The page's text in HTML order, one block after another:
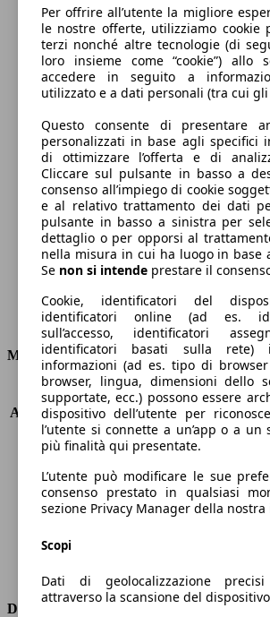
Diesel
Carburante
122 g/km
Emissioni di CO2 (combinato)*
Consumi
Motore e Prestazioni
KW (PS)
88 kW (120 PS)
Accelerazione (0-100 km/h)
10.0s
Velocità massima (km/h)
195 km/h
Numero di marce
6
Coppia
280 nm
Cilindrata
1598 ccm
Carburante
Diesel
Trasmissione
Dimensioni
Per offrire all’utente la migliore
le nostre offerte, utilizziamo
terzi nonché altre tecnologie (di
loro insieme come “cookie”) allo
accedere in seguito a
utilizzato e a dati personali (tra cui
Questo consente di presentare
personalizzati in base agli specifici
di ottimizzare l’offerta e di
Cliccare sul pulsante in basso a
consenso all’impiego di cookie
e al relativo trattamento dei dati
pulsante in basso a sinistra per
dettaglio o per opporsi al
nella misura in cui ha luogo in base
Se non si intende prestare il
Cookie, identificatori del
identificatori online (ad es.
sull’accesso, identificatori
identificatori basati sulla rete)
informazioni (ad es. tipo di
browser, lingua, dimensioni dello
supportate, ecc.) possono essere
dispositivo dell’utente per
l’utente si connette a un’app o a
più finalità qui presentate.
L’utente può modificare le sue
consenso prestato in qualsiasi
sezione Privacy Manager della
Scopi
Dati di geolocalizzazione
attraverso la scansione del dispositivo